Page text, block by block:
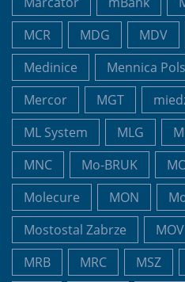
MCR
MDG MDV
Medinice
Mennica
Mercor
MGT
ML System
MLG
MNC
Mo-BRUK
Molecure
MON
Mostostal Zabrze
MOV
MRB
MRC MSZ